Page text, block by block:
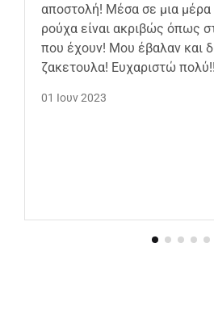
αποστολή! Μέσα σε μια μέρα
ρούχα είναι ακριβώς όπως
που έχουν! Μου έβαλαν και
ζακετουλα! Ευχαριστώ
01 Ιουν 2023